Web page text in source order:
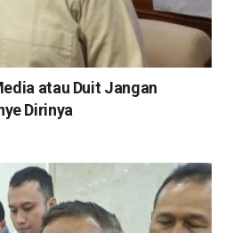
atau Duit Jangan
Dirinya